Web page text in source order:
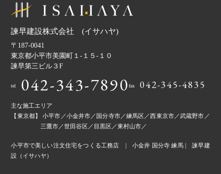
諫早建設株式会社 (イサハヤ)
〒187-0041
東京都小平市美園町１-１５-１０
諫早第三ビル３F
tel 042-343-7890fax 042-345-4835
主な施工エリア
【東京都】 小平市／小金井市／国分寺市／練馬区／西東京市／武蔵野市／
三鷹市／世田谷区／目黒区／東村山市／
小平市で美しい注文住宅をつくる工務店 | 小金井 国分寺 練馬 | 諫早建
設（イサハヤ）